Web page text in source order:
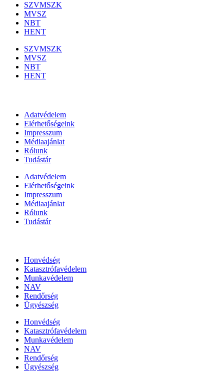
SZVMSZK
MVSZ
NBT
HENT
SZVMSZK
MVSZ
NBT
HENT
Adatvédelem
Elérhetőségeink
Impresszum
Médiaajánlat
Rólunk
Tudástár
Adatvédelem
Elérhetőségeink
Impresszum
Médiaajánlat
Rólunk
Tudástár
Honvédség
Katasztrófavédelem
Munkavédelem
NAV
Rendőrség
Ügyészség
Honvédség
Katasztrófavédelem
Munkavédelem
NAV
Rendőrség
Ügyészség